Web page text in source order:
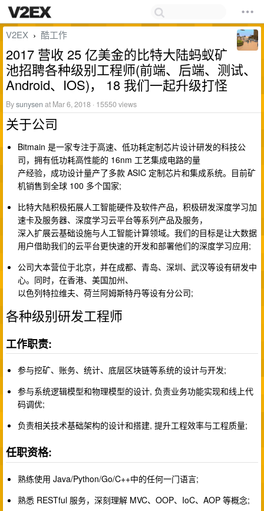
V2EX › 酷工作
2017 营收 25 亿美金的比特大陆蚂蚁矿
池招聘各种级别工程师(前端、后端、测试、
Android、IOS)， 18 我们一起升级打怪
Bysunysen at Mar 6, 2018 · 15550 views
关于公司
Bitmain 是一家专注于高速、低功耗定制芯片设计研发的科技公
司，拥有低功耗高性能的 16nm 工艺集成电路的量
产经验，成功设计量产了多款 ASIC 定制芯片和集成系统。目前矿
机销售到全球 100 多个国家;
比特大陆积极拓展人工智能硬件及软件产品，积极研发深度学习加
速卡及服务器、深度学习云平台等系列产品及服务，
深入扩展云基础设施与人工智能计算领域。我们的目标是让大数据
用户借助我们的云平台更快速的开发和部署他们的深度学习应用;
公司大本营位于北京，并在成都、青岛、深圳、武汉等设有研发中
心。同时，在香港、美国加州、
以色列特拉维夫、荷兰阿姆斯特丹等设有分公司;
各种级别研发工程师
工作职责:
参与挖矿、账务、统计、底层区块链等系统的设计与开发;
参与系统逻辑模型和物理模型的设计, 负责业务功能实现和线上代
码调优;
负责相关技术基础架构的设计和搭建, 提升工程效率与工程质量;
任职资格:
熟练使用 Java/Python/Go/C++中的任何一门语言;
熟悉 RESTful 服务，深刻理解 MVC、OOP、IoC、AOP 等概念;